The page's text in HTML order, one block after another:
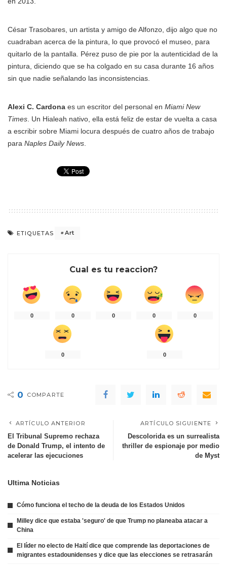
César Trasobares, un artista y amigo de Alfonzo, dijo algo que no
cuadraban acerca de la pintura, lo que provocó el museo, para
quitarlo de la pantalla. Pérez puso de pie por la autenticidad de la
pintura, diciendo que se ha colgado en su casa durante 16 años
sin que nadie señalando las inconsistencias.
Alexi C. Cardona es un escritor del personal en Miami New
Times . Un Hialeah nativo, ella está feliz de estar de vuelta a casa
a escribir sobre Miami locura después de cuatro años de trabajo
para Naples Daily News
ETIQUETAS Art
Cual es tu reaccion?
0 0 0 0 0
0 0
0 COMPARTE
ARTÍCULO ANTERIOR
El Tribunal Supremo rechaza
de Donald Trump, el intento de
acelerar las ejecuciones
ARTÍCULO SIGUIENTE
Descolorida es un surrealista
thriller de espionaje por medio
de Myst
Ultima Noticias
Cómo funciona el techo de la deuda de los Estados Unidos
Milley dice que estaba 'seguro' de que Trump no planeaba atacar a
China
El líder no electo de Haití dice que comprende las deportaciones de
migrantes estadounidenses y dice que las elecciones se retrasarán